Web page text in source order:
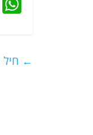
← חיל